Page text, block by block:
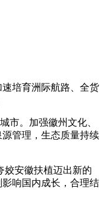
培育洲际航路、全货
。加强徽州文化、
管理，生态质量持续
安徽扶植迈出新的
响国内成长，合理结